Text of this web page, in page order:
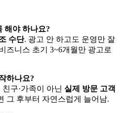
해야 하나요?
수단. 광고 안 하고도 운영만 잘
즈니스 초기 3~6개월만 광고로
하나요?
구·가족이 아닌 실제 방문 고객
그 후부터 자연스럽게 늘어남.